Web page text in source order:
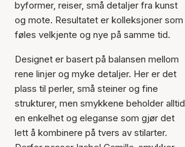
byformer, reiser, små detaljer fra kunst
og mote. Resultatet er kolleksjoner som
føles velkjente og nye på samme tid.
Designet er basert på balansen mellom
rene linjer og myke detaljer. Her er det
plass til perler, små steiner og fine
strukturer, men smykkene beholder alltid
en enkelhet og eleganse som gjør det
lett å kombinere på tvers av stilarter.